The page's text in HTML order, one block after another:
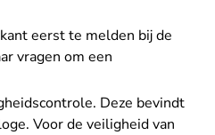
eerst te melden bij de
vragen om een
Deze bevindt
Voor de veiligheid van